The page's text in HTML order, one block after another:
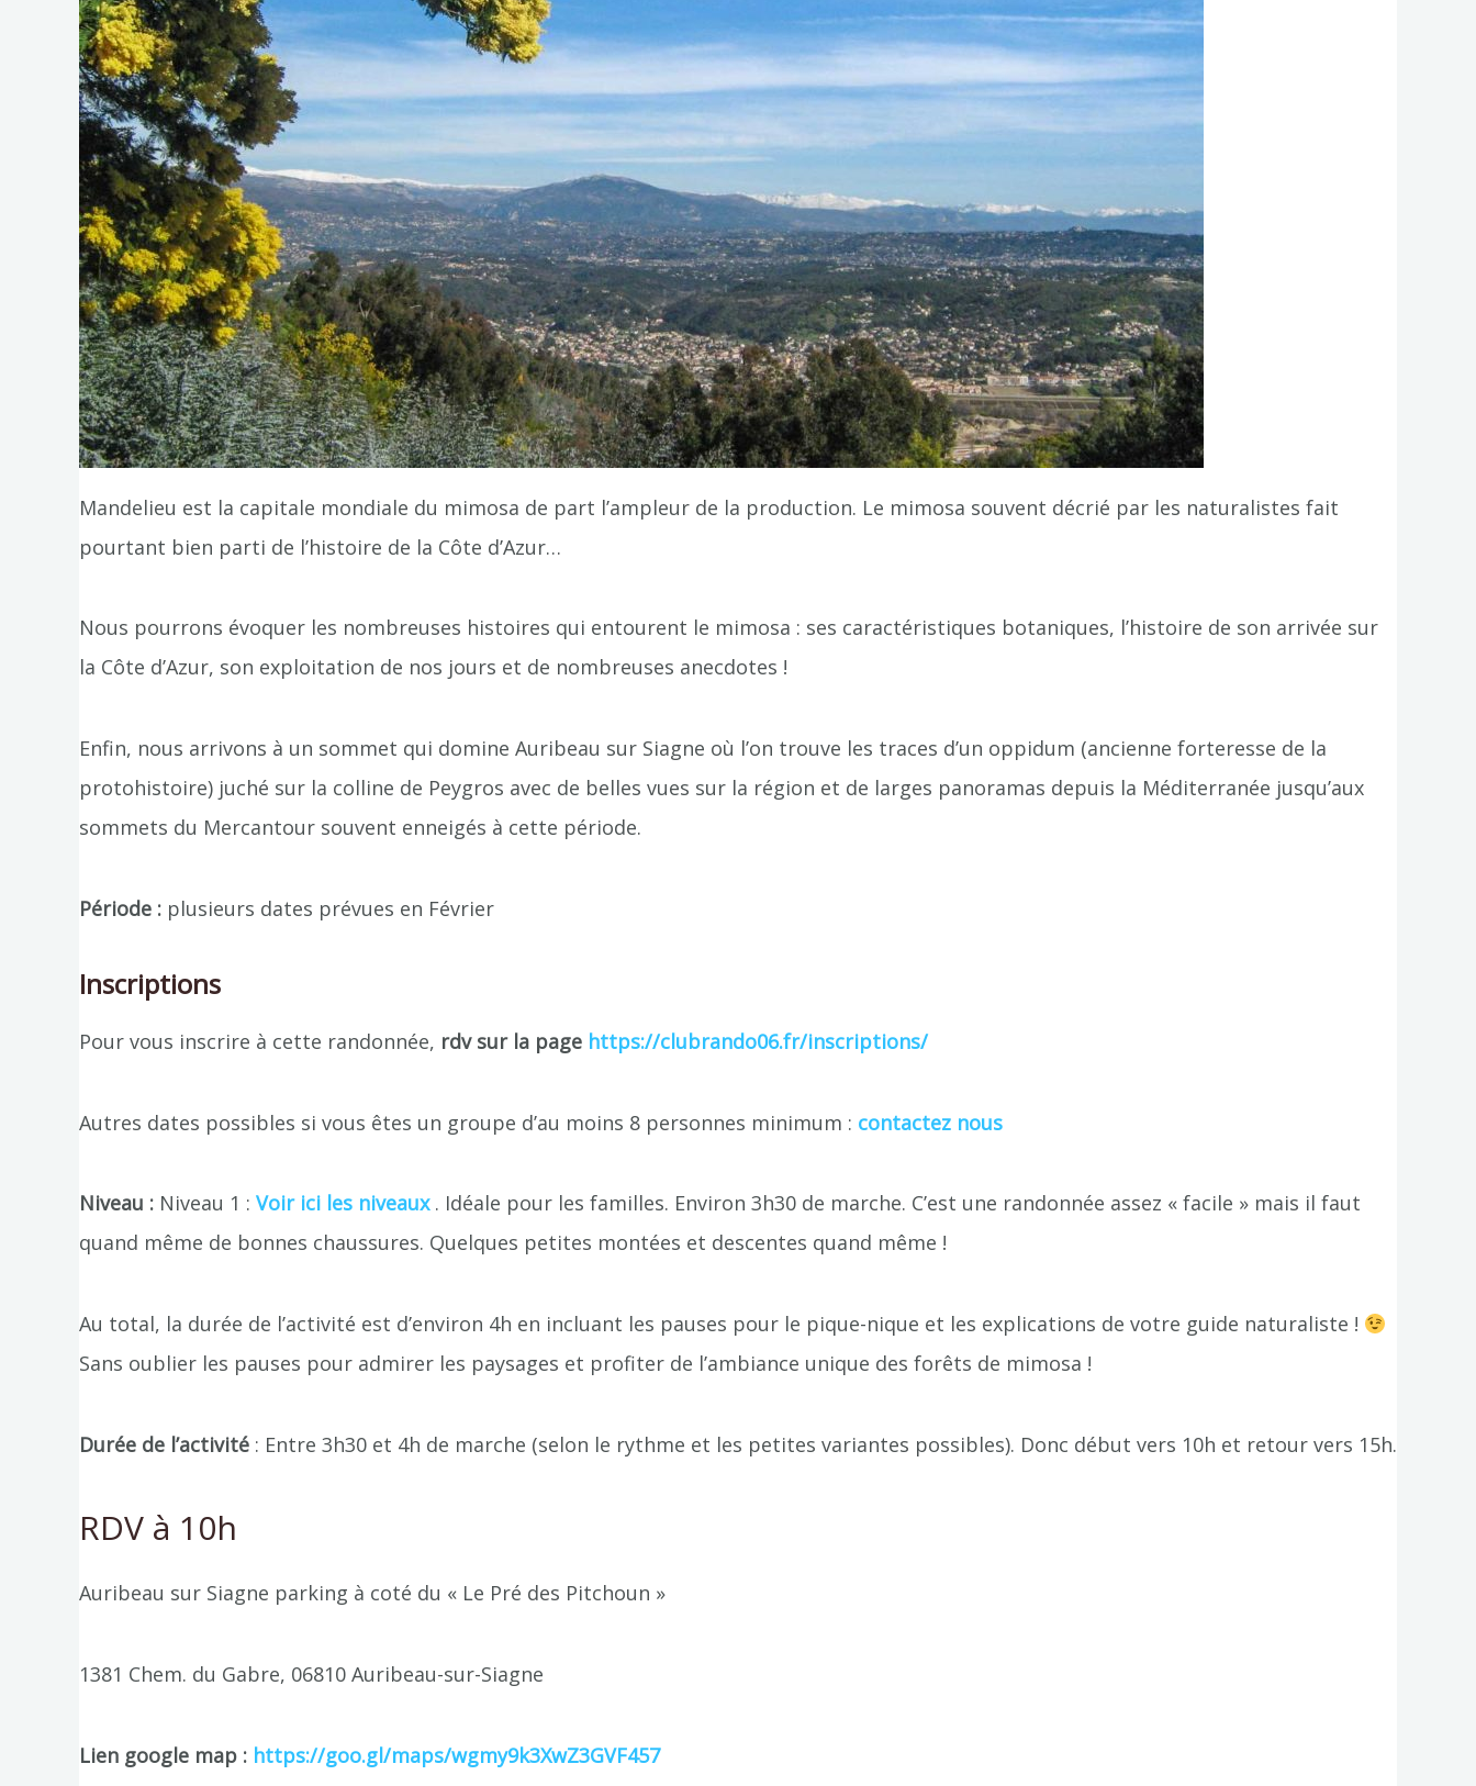
Mandelieu est la capitale mondiale du mimosa de part l’ampleur de la production. Le mimosa souvent décrié par les naturalistes fait
pourtant bien parti de l’histoire de la Côte d’Azur…
Nous pourrons évoquer les nombreuses histoires qui entourent le mimosa : ses caractéristiques botaniques, l’histoire de son arrivée sur
la Côte d’Azur, son exploitation de nos jours et de nombreuses anecdotes !
Enfin, nous arrivons à un sommet qui domine Auribeau sur Siagne où l’on trouve les traces d’un oppidum (ancienne forteresse de la
protohistoire) juché sur la colline de Peygros avec de belles vues sur la région et de larges panoramas depuis la Méditerranée jusqu’aux
sommets du Mercantour souvent enneigés à cette période.
Période : plusieurs dates prévues en Février
Inscriptions
Pour vous inscrire à cette randonnée, rdv sur la page https://clubrando06.fr/inscriptions/
Autres dates possibles si vous êtes un groupe d’au moins 8 personnes minimum : contactez nous
Niveau : Niveau 1 : Voir ici les niveaux. Idéale pour les familles. Environ 3h30 de marche. C’est une randonnée assez « facile » mais il faut
quand même de bonnes chaussures. Quelques petites montées et descentes quand même !
Au total, la durée de l’activité est d’environ 4h en incluant les pauses pour le pique-nique et les explications de votre guide naturaliste !
Sans oublier les pauses pour admirer les paysages et profiter de l’ambiance unique des forêts de mimosa !
Durée de l’activité : Entre 3h30 et 4h de marche (selon le rythme et les petites variantes possibles). Donc début vers 10h et retour vers 15h.
RDV à 10h
Auribeau sur Siagne parking à coté du « Le Pré des Pitchoun »
1381 Chem. du Gabre, 06810 Auribeau-sur-Siagne
Lien google map : https://goo.gl/maps/wgmy9k3XwZ3GVF457